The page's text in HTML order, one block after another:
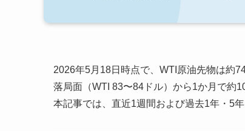
2026年5月18日時点で、WTI原油先物は約
落局面（WTI 83〜84ドル）から1か月で約
本記事では、直近1週間および過去1年・5